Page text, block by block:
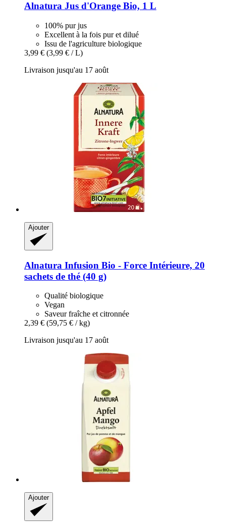
Alnatura Jus d'Orange Bio, 1 L
100% pur jus
Excellent à la fois pur et dilué
Issu de l'agriculture biologique
3,99 € (3,99 € / L)
Livraison jusqu'au 17 août
Ajouter
Alnatura Infusion Bio -​ Force Intérieure, 20
sachets de thé (40 g)
Qualité biologique
Vegan
Saveur fraîche et citronnée
2,39 € (59,75 € / kg)
Livraison jusqu'au 17 août
Ajouter